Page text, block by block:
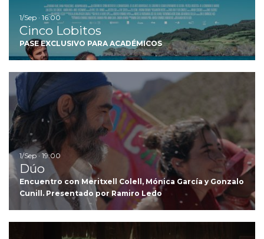
1/Sep · 16:00
Cinco Lobitos
PASE EXCLUSIVO PARA ACADÉMICOS
1/Sep · 19:00
Dúo
Encuentro con Meritxell Colell, Mónica García y Gonzalo
Cunill. Presentado por Ramiro Ledo